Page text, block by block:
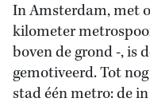
In Amsterdam, met
kilometer
boven de grond -, is
gemotiveerd. Tot
stad één metro: de